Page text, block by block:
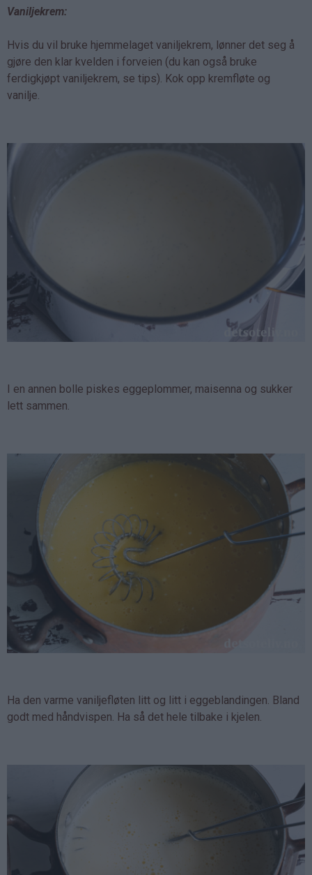
Vaniljekrem:
Hvis du vil bruke hjemmelaget vaniljekrem, lønner det seg å
gjøre den klar kvelden i forveien (du kan også bruke
ferdigkjøpt vaniljekrem, se tips). Kok opp kremfløte og
vanilje.
I en annen bolle piskes eggeplommer, maisenna og sukker
lett sammen.
Ha den varme vaniljefløten litt og litt i eggeblandingen. Bland
godt med håndvispen. Ha så det hele tilbake i kjelen.